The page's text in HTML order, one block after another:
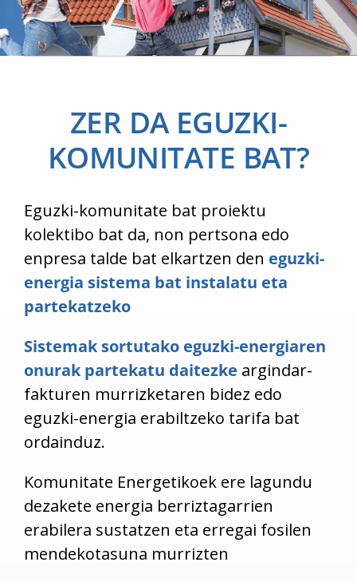
Actualidad
ACCESO
ZER DA EGUZKI-
KOMUNITATE BAT?
Eguzki-komunitate bat proiektu
kolektibo bat da, non pertsona edo
enpresa talde bat elkartzen den eguzki-
energia sistema bat instalatu eta
partekatzeko
Sistemak sortutako eguzki-energiaren
onurak partekatu daitezke argindar-
fakturen murrizketaren bidez edo
eguzki-energia erabiltzeko tarifa bat
ordainduz.
Komunitate Energetikoek ere lagundu
dezakete energia berriztagarrien
erabilera sustatzen eta erregai fosilen
mendekotasuna murrizten